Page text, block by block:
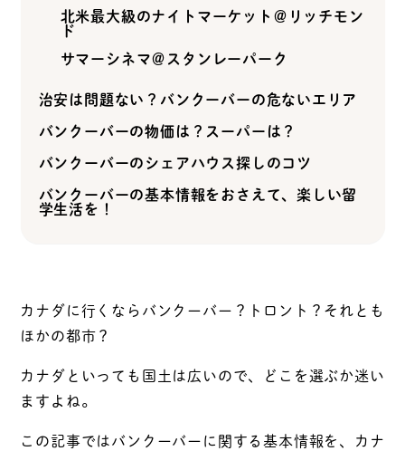
北米最大級のナイトマーケット＠リッチモン
ド
サマーシネマ＠スタンレーパーク
治安は問題ない？バンクーバーの危ないエリア
バンクーバーの物価は？スーパーは？
バンクーバーのシェアハウス探しのコツ
バンクーバーの基本情報をおさえて、楽しい留
学生活を！
カナダに行くならバンクーバー？トロント？それとも
ほかの都市？
カナダといっても国土は広いので、どこを選ぶか迷い
ますよね。
この記事ではバンクーバーに関する基本情報を、カナ